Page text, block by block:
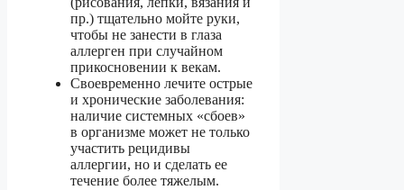
пр.) тщательно мойте руки,
чтобы не занести в глаза
аллерген при случайном
прикосновении к векам.
Своевременно лечите острые
и хронические заболевания:
наличие системных «сбоев»
в организме может не только
участить рецидивы
аллергии, но и сделать ее
течение более тяжелым.